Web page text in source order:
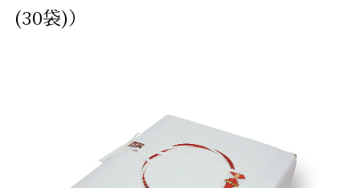
(30袋)）